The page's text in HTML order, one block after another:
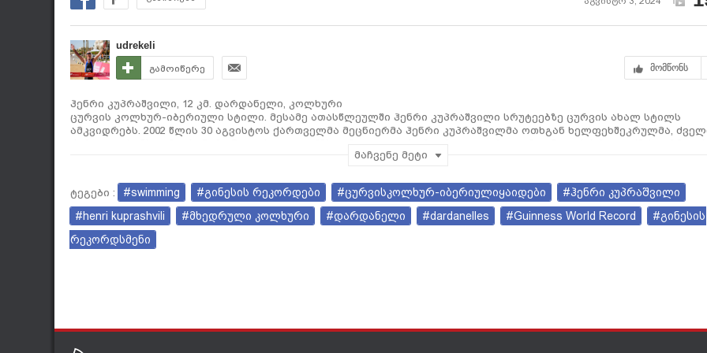
udrekeli
გამოიწერე მომწონს
ჰენრი კუპრაშვილი, 12 კმ. დარდანელი, კოლხური
ცურვის კოლხურ-იბერიული სტილი. მესამე ათასწლეულში ჰენრი კუპრაშვილი სრუტეებზე ცურვის ახალ სტილს
ამკვიდრებს. 2002 წლის 30 აგვისტოს ქართველმა მეცნიერმა ჰენრი კუპრაშვილმა ოთხგან ხელფეხშეკრულმა,
კილომეტრი 3 საათსა და 15 წუთში, პორტ ეჯიაბათიდან (ევროპული მხარე) სოფელ ქეფეზამდე ჩანაქკალეს
მაჩვენე მეტი
ტეგები : #swimming #გინესის რეკორდები #ცურვისკოლხურ-იბერიულიყაიდები
#ჰენრი კუპრაშვილი
#henri kuprashvili
#მხედრული კოლხური #დარდანელი #dardanelles #Guinness World Record
#გინესის
რეკორდსმენი